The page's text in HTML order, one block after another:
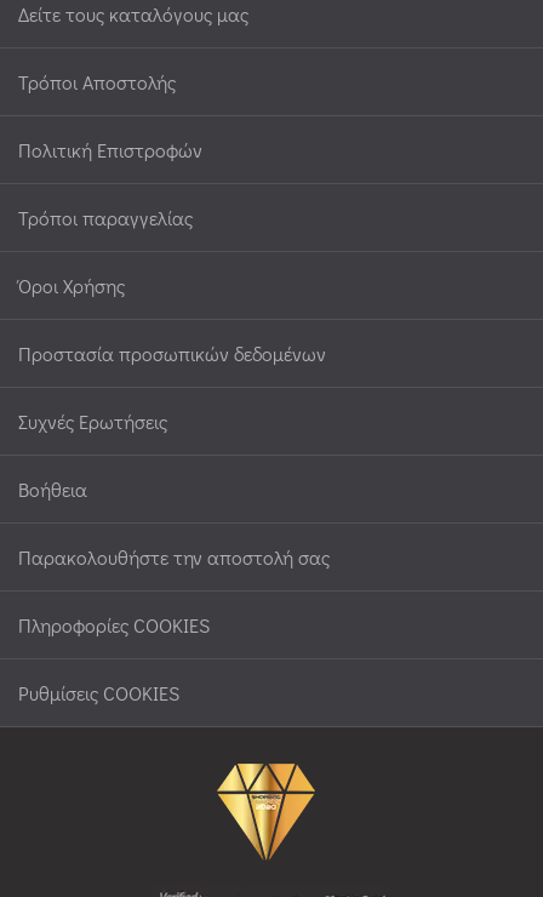
Δείτε τους καταλόγους μας
Τρόποι Αποστολής
Πολιτική Επιστροφών
Τρόποι παραγγελίας
Όροι Χρήσης
Προστασία προσωπικών δεδομένων
Συχνές Ερωτήσεις
Βοήθεια
Παρακολουθήστε την αποστολή σας
Πληροφορίες COOKIES
Ρυθμίσεις COOKIES